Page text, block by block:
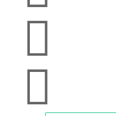

